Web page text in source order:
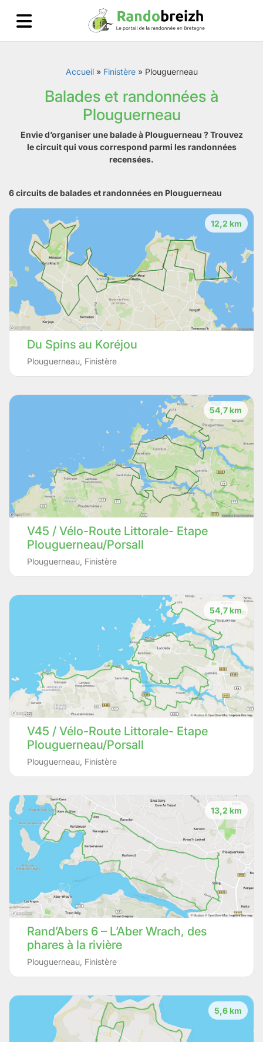
Accueil» Finistère» Plouguerneau
Balades et randonnées à
Plouguerneau
Envie d’organiser une balade à Plouguerneau ? Trouvez
le circuit qui vous correspond parmi les randonnées
recensées.
6 circuits de balades et randonnées en Plouguerneau
12,2 km
Du Spins au Koréjou
Plouguerneau Finistère
54,7 km
V45 / Vélo-Route Littorale- Etape
Plouguerneau/Porsall
Plouguerneau Finistère
54,7 km
V45 / Vélo-Route Littorale- Etape
Plouguerneau/Porsall
Plouguerneau Finistère
13,2 km
Rand’Abers 6 – L’Aber Wrach, des
phares à la rivière
Plouguerneau Finistère
5,6 km